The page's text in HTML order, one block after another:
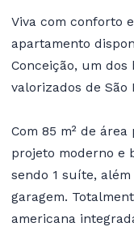
Viva com conforto
apartamento
Conceição, um dos
valorizados de São
Com 85 m² de
projeto moderno e
sendo 1 suíte,
garagem.
americana